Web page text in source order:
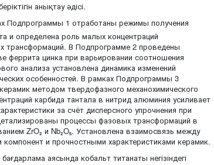
анықтау әдісі.
Подпрограммы 1 отработаны режимы получения
и определена роль малых концентраций
трансформаций. В Подпрограмме 2 проведены
феррита цинка при варьировании соотношения
анализа установлена динамика изменений
особенностей. В рамках Подпрограммы 3
методом твердофазного механохимического
карбида тантала в нитрид алюминия усиливает
за счёт дисперсного упрочнения при
процессы фазовых трансформаций в
ZrO₂ и Nb₂O₅. Установлена взаимосвязь между
и прочностными характеристиками керамик.
бағдарлама аясында кобальт титанаты негізіндегі